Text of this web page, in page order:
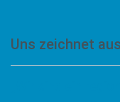
Uns zeichnet aus